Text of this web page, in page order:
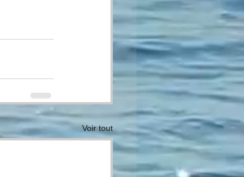
Voir tout